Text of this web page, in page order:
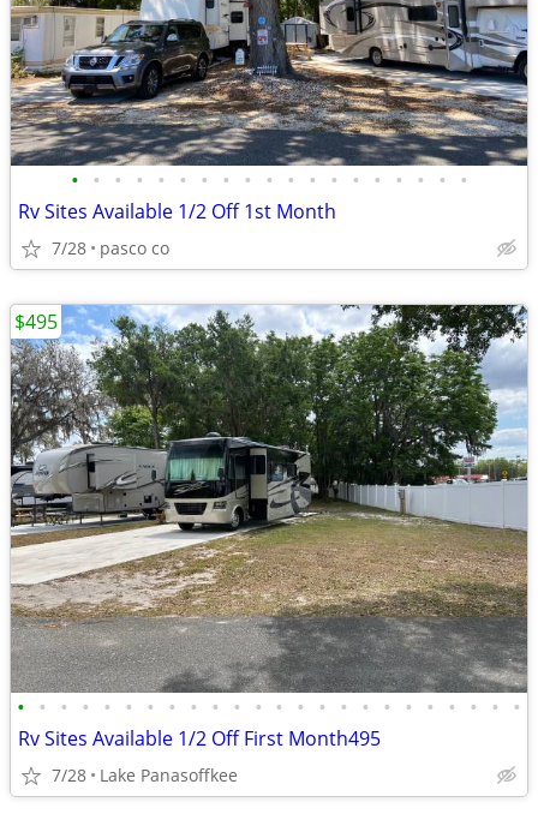
• • • • • • • • • • • • • • • • • • •
Rv Sites Available 1/2 Off 1st Month
7/28 pasco co
• • • • • • • • • • • • • • • • • • • • • • • •
Rv Sites Available 1/2 Off First Month495
7/28 Lake Panasoffkee
$495